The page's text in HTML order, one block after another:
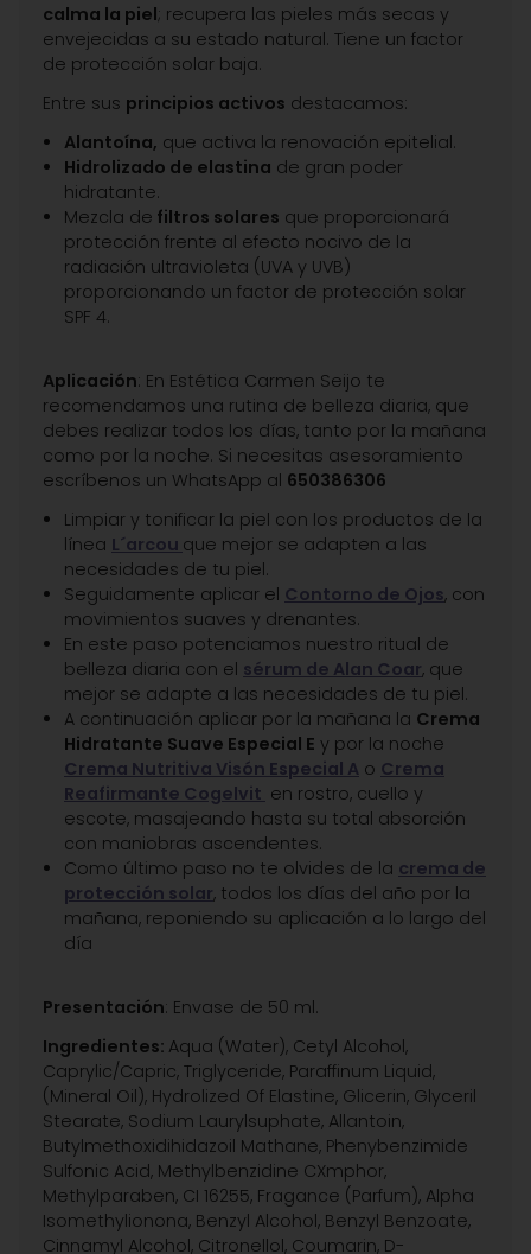
calma la piel; recupera las pieles más secas y
envejecidas a su estado natural. Tiene un factor
de protección solar baja.
Entre sus principios activos destacamos:
Alantoína, que activa la renovación epitelial.
Hidrolizado de elastina de gran poder
hidratante.
Mezcla de filtros solares que proporcionará
protección frente al efecto nocivo de la
radiación ultravioleta (UVA y UVB)
proporcionando un factor de protección solar
SPF 4.
Aplicación: En Estética Carmen Seijo te
recomendamos una rutina de belleza diaria, que
debes realizar todos los días, tanto por la mañana
como por la noche. Si necesitas asesoramiento
escríbenos un WhatsApp al 650386306
Limpiar y tonificar la piel con los productos de la
línea L´arcou que mejor se adapten a las
necesidades de tu piel.
Seguidamente aplicar el Contorno de Ojos, con
movimientos suaves y drenantes.
En este paso potenciamos nuestro ritual de
belleza diaria con el sérum de Alan Coar, que
mejor se adapte a las necesidades de tu piel.
A continuación aplicar por la mañana la Crema
Hidratante Suave Especial E y por la noche
Crema Nutritiva Visón Especial A o Crema
Reafirmante Cogelvit en rostro, cuello y
escote, masajeando hasta su total absorción
con maniobras ascendentes.
Como último paso no te olvides de la crema de
protección solar, todos los días del año por la
mañana, reponiendo su aplicación a lo largo del
día
Presentación: Envase de 50 ml.
Ingredientes: Aqua (Water), Cetyl Alcohol,
Caprylic/Capric, Triglyceride, Paraffinum Liquid,
(Mineral Oil), Hydrolized Of Elastine, Glicerin, Glyceril
Stearate, Sodium Laurylsuphate, Allantoin,
Butylmethoxidihidazoil Mathane, Phenybenzimide
Sulfonic Acid, Methylbenzidine CXmphor,
Methylparaben, CI 16255, Fragance (Parfum), Alpha
Isomethylionona, Benzyl Alcohol, Benzyl Benzoate,
Cinnamyl Alcohol, Citronellol, Coumarin, D-